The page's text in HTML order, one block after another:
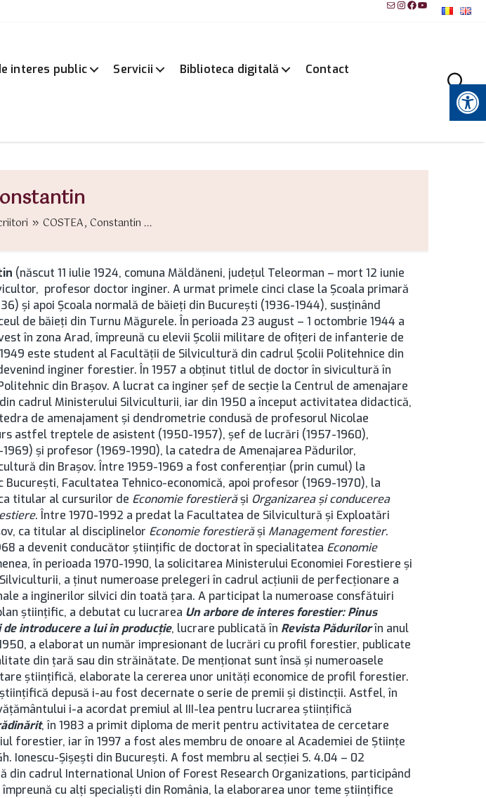
MailInstagram
Facebook
YouTube
interes public Servicii Biblioteca digitală
Contact
Instrumente pentru accesibilitate
COSTEA, Constantin ...
(născut 11 iulie 1924, comuna Măldăneni, județul Teleorman – mort 12 iunie
profesor doctor inginer. A urmat primele cinci clase la Şcoala primară
şi apoi Şcoala normală de băieţi din București (1936-1944), susţinând
de băieţi din Turnu Măgurele. În perioada 23 august – 1 octombrie 1944 a
în zona Arad, împreună cu elevii Şcolii militare de ofiţeri de infanterie de
este student al Facultăţii de Silvicultură din cadrul Şcolii Politehnice din
inginer forestier. În 1957 a obţinut titlul de doctor în sivicultură în
din Brașov. A lucrat ca inginer şef de secţie la Centrul de amenajare
cadrul Ministerului Silviculturii, iar din 1950 a început activitatea didactică,
de amenajament și dendrometrie condusă de profesorul Nicolae
astfel treptele de asistent (1950-1957), şef de lucrări (1957-1960),
şi profesor (1969-1990), la catedra de Amenajarea Pădurilor,
din Brașov. Între 1959-1969 a fost conferenţiar (prin cumul) la
Facultatea Tehnico-economică, apoi profesor (1969-1970), la
titular al cursurilor de Economie forestierăşi Organizarea şi conducerea
. Între 1970-1992 a predat la Facultatea de Silvicultură şi Exploatări
ca titular al disciplinelor Economie forestierăşi Management forestier.
a devenit conducător ştiinţific de doctorat în specialitatea Economie
în perioada 1970-1990, la solicitarea Ministerului Economiei Forestiere şi
a ţinut numeroase prelegeri în cadrul acţiunii de perfecţionare a
a inginerilor silvici din toată ţara. A participat la numeroase consfătuiri
ştiinţific, a debutat cu lucrarea Un arbore de interes forestier: Pinus
introducere a lui în producţie, lucrare publicată în Revista Pădurilorîn anul
a elaborat un număr impresionant de lucrări cu profil forestier, publicate
din ţară sau din străinătate. De menţionat sunt însă şi numeroasele
ştiinţifică, elaborate la cererea unor unităţi economice de profil forestier.
depusă i-au fost decernate o serie de premii şi distincţii. Astfel, în
i-a acordat premiul al III-lea pentru lucrarea ştiinţifică
, în 1983 a primit diploma de merit pentru activitatea de cercetare
forestier, iar în 1997 a fost ales membru de onoare al Academiei de Ştiinţe
Ionescu-Şişeşti din București. A fost membru al secţiei S. 4.04 – 02
din cadrul International Union of Forest Research Organizations, participând
cu alţi specialişti din România, la elaborarea unor teme ştiinţifice